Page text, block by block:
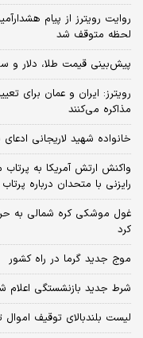
روایت رویترز از پیام
لحظه متوقف شد
پیش‌بینی قیمت طلا، دلار و سکه امروز
مذاکره می‌کنند
خانواده شهید لاریجانی
واکنش ارتش آمریکا به
رایزنی با متحدان درباره
غول موشکی کره شمالی به
کرد
موج جدید گرما در راه کشور
شرط جدید بازنشستگی اعلام
لیست بلندبالای توقیف اموال